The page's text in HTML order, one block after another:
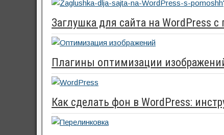
Заглушка для сайта на WordPress
Плагины оптимизации
Как сделать фон в WordPress: